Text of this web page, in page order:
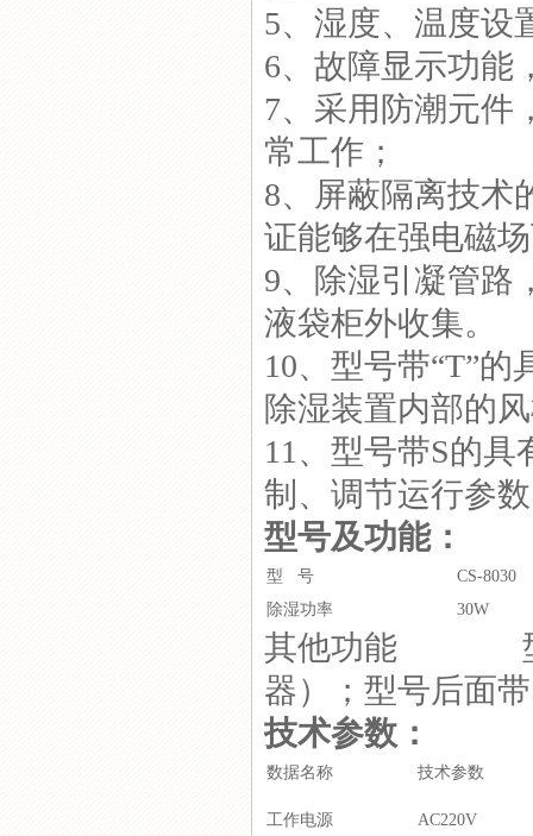
5、湿度、温度设
6、故障显示功能
7、采用防潮元件
常工作；
8、屏蔽隔离技术
证能够在强电磁
9、除湿引凝管路
液袋柜外收集。
10、型号带“T”
除湿装置内部的
11、型号带S的具
制、调节运行参
型号及功能：
型 号
CS-8030
除湿功率
30W
其他功能 型号
器）；型号后面
技术参数：
数据名称 技术参数
工作电源 AC220V